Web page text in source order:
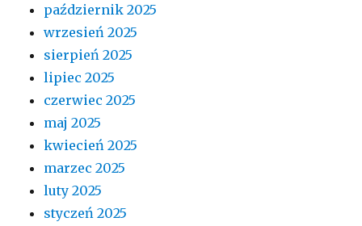
październik 2025
wrzesień 2025
sierpień 2025
lipiec 2025
czerwiec 2025
maj 2025
kwiecień 2025
marzec 2025
luty 2025
styczeń 2025